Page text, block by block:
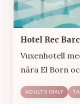
Hotel Rec
Vuxenhotell
nära El Born
ADULTS ONLY